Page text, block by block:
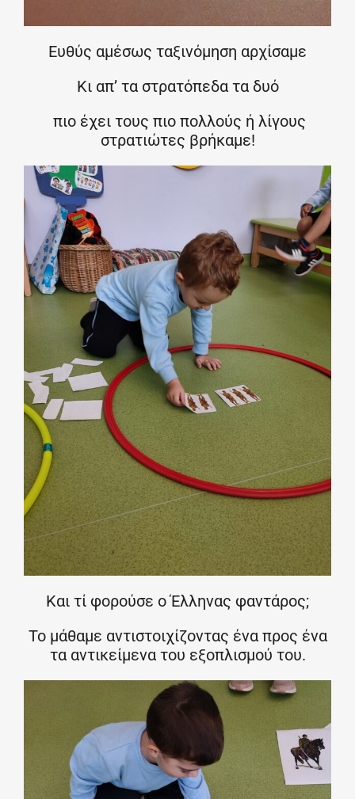
Ευθύς αμέσως ταξινόμηση αρχίσαμε
Κι απ’ τα στρατόπεδα τα δυό
πιο έχει τους πιο πολλούς ή λίγους
στρατιώτες βρήκαμε!
Και τί φορούσε ο Έλληνας φαντάρος;
Το μάθαμε αντιστοιχίζοντας ένα προς ένα
τα αντικείμενα του εξοπλισμού του.